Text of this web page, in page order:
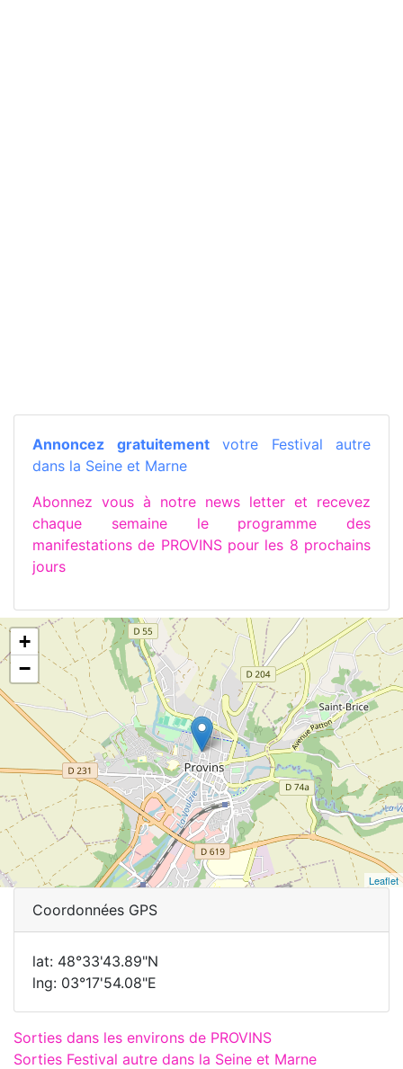
Annoncez gratuitementvotre Festival autre
dans la Seine et Marne
Abonnez vous à notre news letter et recevez
chaque semaine le programme des
manifestations de PROVINS pour les 8 prochains
jours
+
−
Leaflet
Coordonnées GPS
lat: 48°33'43.89"N
lng: 03°17'54.08"E
Sorties dans les environs de PROVINS
Sorties Festival autre dans la Seine et Marne